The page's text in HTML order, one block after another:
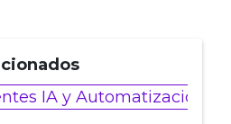
IA y Automatización